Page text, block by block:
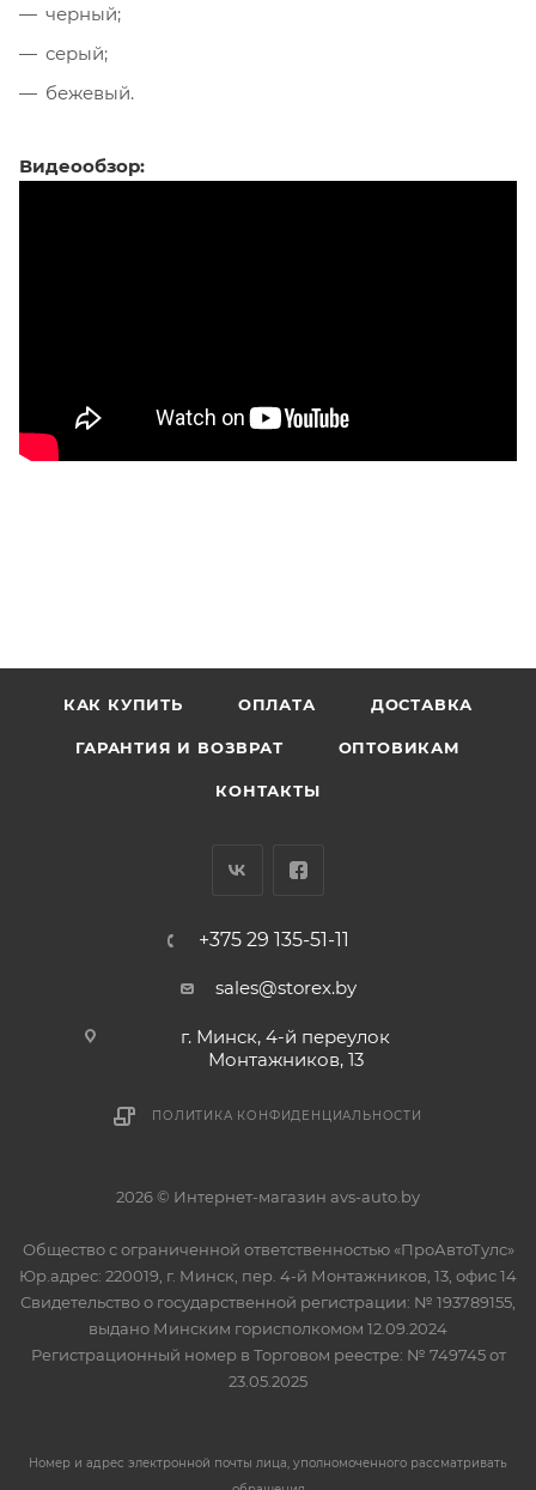
черный;
серый;
бежевый.
Видеообзор:
КАК КУПИТЬ ОПЛАТА ДОСТАВКА
ГАРАНТИЯ И ВОЗВРАТ ОПТОВИКАМ
КОНТАКТЫ
+375 29 135-51-11
sales@storex.by
г. Минск, 4-й переулок
Монтажников, 13
ПОЛИТИКА КОНФИДЕНЦИАЛЬНОСТИ
2026 © Интернет-магазин avs-auto.by
Общество с ограниченной ответственностью «ПроАвтоТулс»
Юр.адрес: 220019, г. Минск, пер. 4-й Монтажников, 13, офис 14
Свидетельство о государственной регистрации: № 193789155,
выдано Минским горисполкомом 12.09.2024
Регистрационный номер в Торговом реестре: № 749745 от
23.05.2025
Номер и адрес электронной почты лица, уполномоченного рассматривать